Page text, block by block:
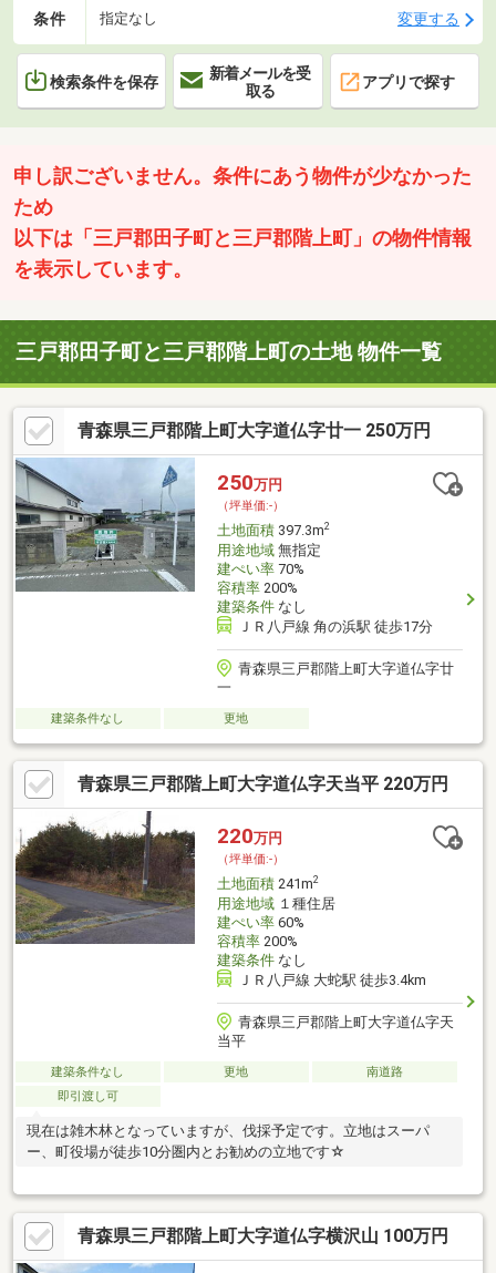
条件 指定なし 変更する
検索条件を保存
新着メールを受
取る
アプリで探す
申し訳ございません。条件にあう物件が少なかった
ため
以下は「三戸郡田子町と三戸郡階上町」の物件情報
を表示しています。
三戸郡田子町と三戸郡階上町の土地 物件一覧
青森県三戸郡階上町大字道仏字廿一 250万円
250万円
（坪単価:-）
土地面積397.3m2
用途地域無指定
建ぺい率70%
容積率200%
建築条件なし
ＪＲ八戸線 角の浜駅 徒歩17分
青森県三戸郡階上町大字道仏字廿
一
建築条件なし 更地
青森県三戸郡階上町大字道仏字天当平 220万円
220万円
（坪単価:-）
土地面積241m2
用途地域１種住居
建ぺい率60%
容積率200%
建築条件なし
ＪＲ八戸線 大蛇駅 徒歩3.4km
青森県三戸郡階上町大字道仏字天
当平
建築条件なし 更地
南道路
即引渡し可
現在は雑木林となっていますが、伐採予定です。立地はスーパ
ー、町役場が徒歩10分圏内とお勧めの立地です☆
青森県三戸郡階上町大字道仏字横沢山 100万円